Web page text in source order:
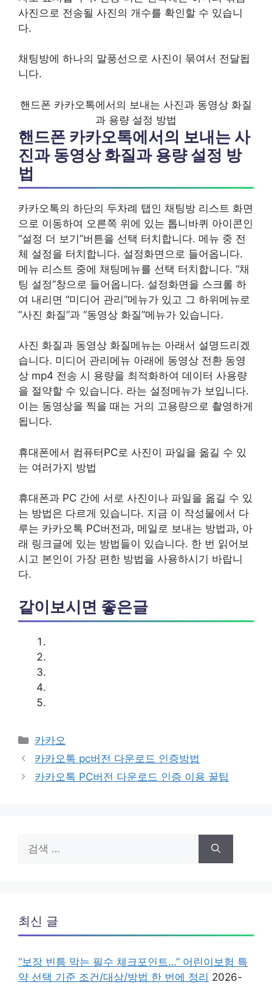
사진으로 전송될 사진의 개수를 확인할 수 있습니
다.
채팅방에 하나의 말풍선으로 사진이 묶여서 전달됩
니다.
핸드폰 카카오톡에서의 보내는 사진과 동영상 화질
과 용량 설정 방법
핸드폰 카카오톡에서의 보내는 사
진과 동영상 화질과 용량 설정 방
법
카카오톡의 하단의 두차례 탭인 채팅방 리스트 화면
으로 이동하여 오른쪽 위에 있는 톱니바퀴 아이콘인
“설정 더 보기”버튼을 선택 터치합니다. 메뉴 중 전
체 설정을 터치합니다. 설정화면으로 들어옵니다.
메뉴 리스트 중에 채팅메뉴를 선택 터치합니다. “채
팅 설정”창으로 들어옵니다. 설정화면을 스크롤 하
여 내리면 “미디어 관리”메뉴가 있고 그 하위메뉴로
“사진 화질”과 “동영상 화질”메뉴가 있습니다.
사진 화질과 동영상 화질메뉴는 아래서 설명드리겠
습니다. 미디어 관리메뉴 아래에 동영상 전환 동영
상 mp4 전송 시 용량을 최적화하여 데이터 사용량
을 절약할 수 있습니다. 라는 설정메뉴가 보입니다.
이는 동영상을 찍을 때는 거의 고용량으로 촬영하게
됩니다.
휴대폰에서 컴퓨터PC로 사진이 파일을 옮길 수 있
는 여러가지 방법
휴대폰과 PC 간에 서로 사진이나 파일을 옮길 수 있
는 방법은 다르게 있습니다. 지금 이 작성물에서 다
루는 카카오톡 PC버전과, 메일로 보내는 방법과, 아
래 링크글에 있는 방법들이 있습니다. 한 번 읽어보
시고 본인이 가장 편한 방법을 사용하시기 바랍니
다.
같이보시면 좋은글
카
테
고
리
카카오
카카오톡 pc버전 다운로드 인증방법
카카오톡 PC버전 다운로드 인증 이용 꿀팁
색:
최신 글
“보장 빈틈 막는 필수 체크포인트…” 어린이보험 특
약 선택 기준 조건/대상/방법 한 번에 정리 2026-